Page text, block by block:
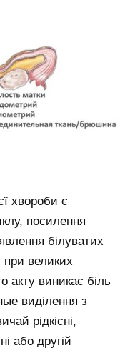
хвороби є
посилення
білуватих
при великих
акту виникає біль
виділення з
рідкісні,
або другій